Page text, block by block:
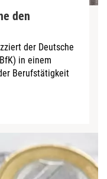
den
der Deutsche
in einem
Berufstätigkeit